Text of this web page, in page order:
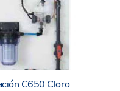
C650 Cloro